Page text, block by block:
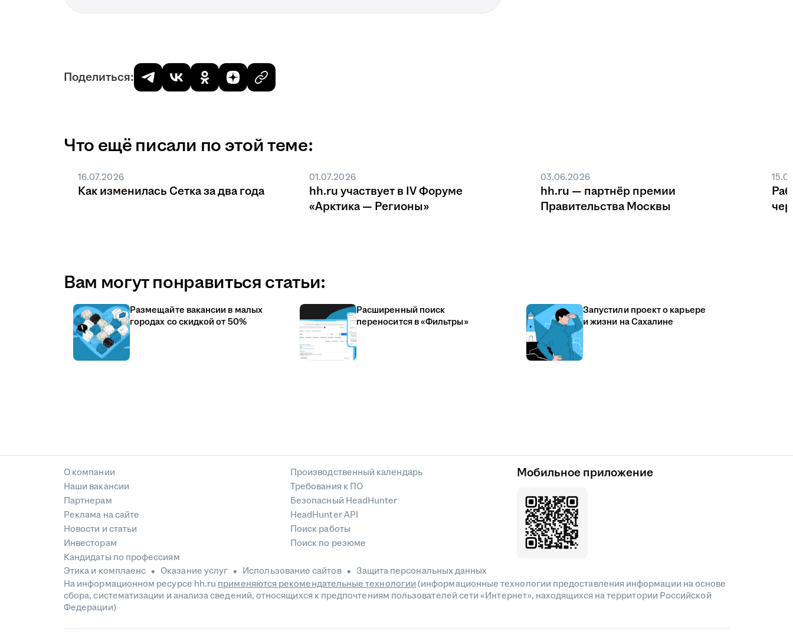
Поделиться:
Что ещё писали по этой теме:
16.07.2026
Как изменилась Сетка за два года
01.07.2026
hh.ru участвует в IV Форуме
«Арктика — Регионы»
03.06.2026
hh.ru — партнёр премии
Правительства Москвы
Вам могут понравиться статьи:
Размещайте вакансии в малых
городах со скидкой от 50%
Расширенный поиск
переносится в «Фильтры»
Запустили проект о карьере
и жизни на Сахалине
О компании
Наши вакансии
Партнерам
Реклама на сайте
Новости и статьи
Инвесторам
Кандидаты по профессиям
Производственный календарь
Требования к ПО
Безопасный HeadHunter
HeadHunter API
Поиск работы
Поиск по резюме
Мобильное приложение
Этика и комплаенс Оказание услуг Использование сайтов
Защита персональных данных
На информационном ресурсе hh.ru применяются рекомендательные технологии(информационные технологии предоставления информации на основе
сбора, систематизации и анализа сведений, относящихся к предпочтениям пользователей сети «Интернет», находящихся на территории Российской
Федерации)